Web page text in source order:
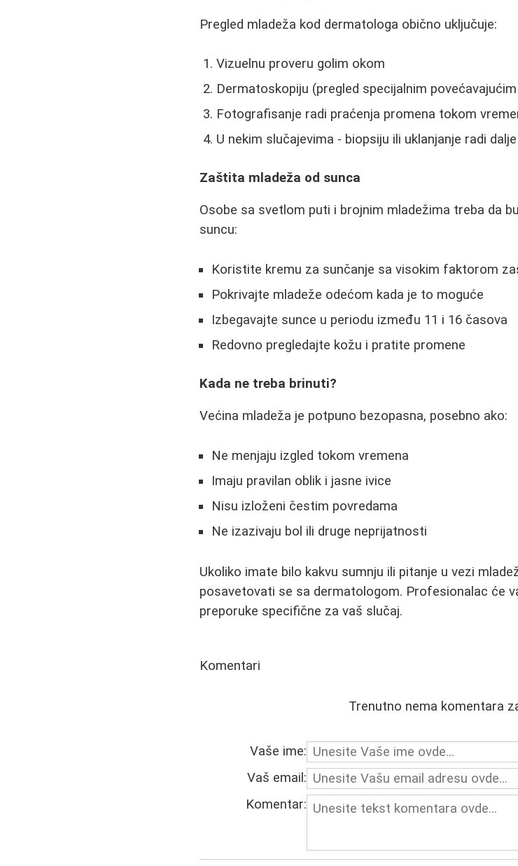
Pregled mladeža kod dermatologa obično uključuje:
Vizuelnu proveru golim okom
Dermatoskopiju (pregled specijalnim
Fotografisanje radi praćenja promena tokom
U nekim slučajevima - biopsiju ili uklanjanje radi
Zaštita mladeža od sunca
Osobe sa svetlom puti i brojnim mladežima treba da
suncu:
Koristite kremu za sunčanje sa visokim faktorom
Pokrivajte mladeže odećom kada je to moguće
Izbegavajte sunce u periodu između 11 i 16 časova
Redovno pregledajte kožu i pratite promene
Kada ne treba brinuti?
Većina mladeža je potpuno bezopasna, posebno ako:
Ne menjaju izgled tokom vremena
Imaju pravilan oblik i jasne ivice
Nisu izloženi čestim povredama
Ne izazivaju bol ili druge neprijatnosti
Ukoliko imate bilo kakvu sumnju ili pitanje u vezi
posavetovati se sa dermatologom. Profesionalac će
preporuke specifične za vaš slučaj.
Komentari
Trenutno nema komentara
Vaše ime:
Vaš email:
Komentar: